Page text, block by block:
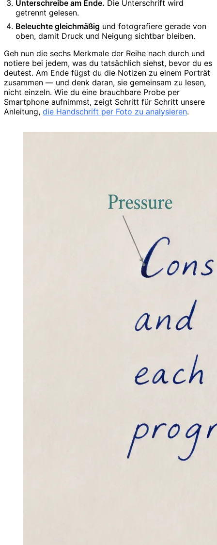
Unterschreibe am Ende. Die Unterschrift wird
getrennt gelesen.
Beleuchte gleichmäßig und fotografiere gerade von
oben, damit Druck und Neigung sichtbar bleiben.
Geh nun die sechs Merkmale der Reihe nach durch und
notiere bei jedem, was du tatsächlich siehst, bevor du es
deutest. Am Ende fügst du die Notizen zu einem Porträt
zusammen — und denk daran, sie gemeinsam zu lesen,
nicht einzeln. Wie du eine brauchbare Probe per
Smartphone aufnimmst, zeigt Schritt für Schritt unsere
Anleitung, die Handschrift per Foto zu analysieren.